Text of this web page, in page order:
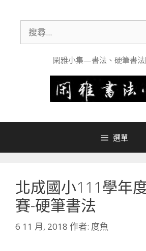
尋:
閑雅小集—書法、硬筆書
選單
北成國小111學年
賽-硬筆書法
6 11 月, 2018 作者: 度魚